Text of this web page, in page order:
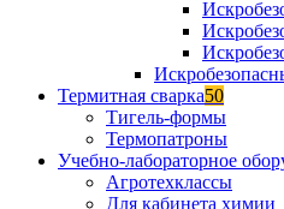
Термитная сварка50
Тигель-формы
Термопатроны
Учебно-лабораторное
Агротехклассы
Для кабинета химии